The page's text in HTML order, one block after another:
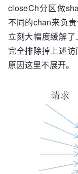
closeCh分区做
不同的chan来负
立刻大幅度缓解
完全排除掉上述
原因这里不展开。